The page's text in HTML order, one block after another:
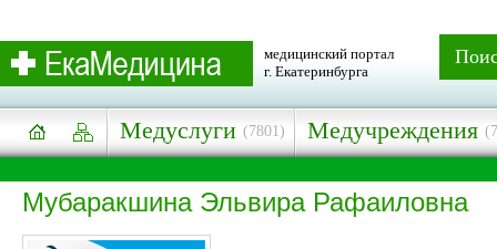
медицинский портал
г. Екатеринбурга
Медуслуги (7801) Медучреждения
Мубаракшина Эльвира Рафаиловна